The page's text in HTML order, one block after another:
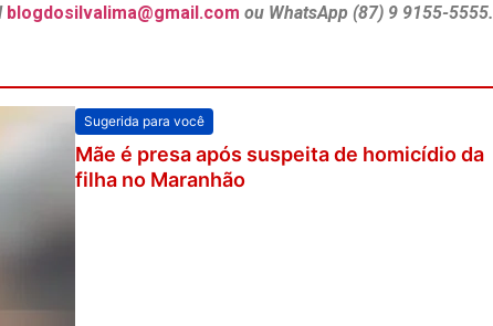
blogdosilvalima@gmail.com ou WhatsApp (87) 9 9155-5555.
Sugerida para você
Mãe é presa após suspeita de homicídio da
filha no Maranhão